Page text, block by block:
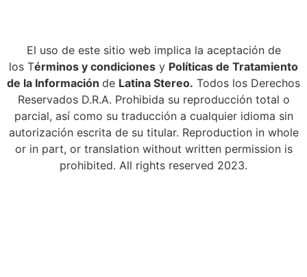
El uso de este sitio web implica la aceptación de
los Términos y condiciones y Políticas de Tratamiento
de la Información de Latina Stereo. Todos los Derechos
Reservados D.R.A. Prohibida su reproducción total o
parcial, así como su traducción a cualquier idioma sin
autorización escrita de su titular. Reproduction in whole
or in part, or translation without written permission is
prohibited. All rights reserved 2023.